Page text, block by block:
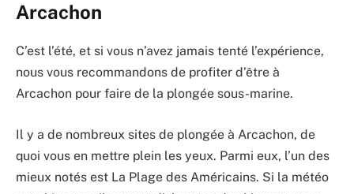
Arcachon
C’est l’été, et si vous n’avez jamais tenté l’expérience,
nous vous recommandons de profiter d’être à
Arcachon pour faire de la plongée sous-marine.
Il y a de nombreux sites de plongée à Arcachon, de
quoi vous en mettre plein les yeux. Parmi eux, l’un des
mieux notés est La Plage des Américains. Si la météo